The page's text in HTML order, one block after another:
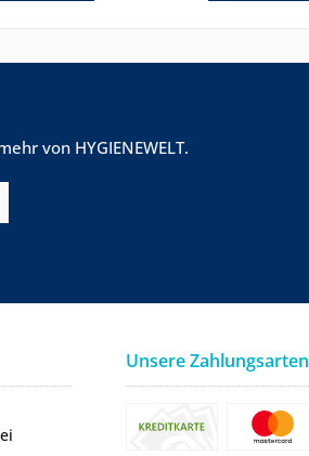
von HYGIENEWELT.
Unsere Zahlungsarten